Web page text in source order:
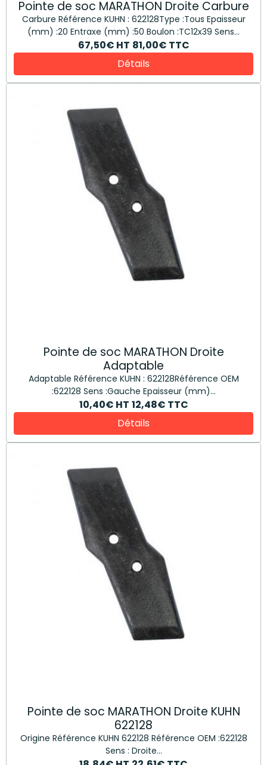
Pointe de soc MARATHON Droite Carbure
Carbure Référence KUHN : 622128Type :Tous Epaisseur
(mm) :20 Entraxe (mm) :50 Boulon :TC12x39 Sens...
67,50€ HT 81,00€ TTC
Détails
Pointe de soc MARATHON Droite
Adaptable
Adaptable Référence KUHN : 622128Référence OEM
:622128 Sens :Gauche Epaisseur (mm)...
10,40€ HT 12,48€ TTC
Détails
Pointe de soc MARATHON Droite KUHN
622128
Origine Référence KUHN 622128 Référence OEM :622128
Sens : Droite...